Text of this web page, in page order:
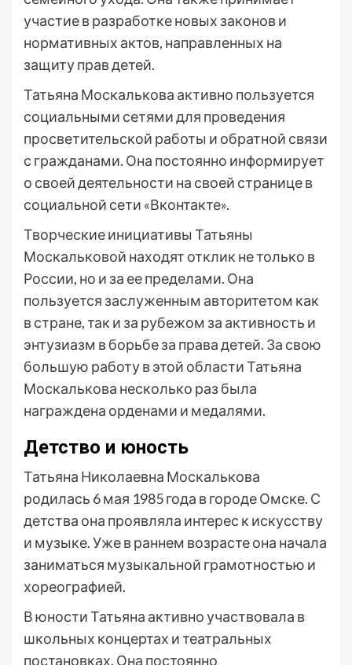
участие в разработке новых законов и
нормативных актов, направленных на
защиту прав детей.
Татьяна Москалькова активно пользуется
социальными сетями для проведения
просветительской работы и обратной связи
с гражданами. Она постоянно информирует
о своей деятельности на своей странице в
социальной сети «Вконтакте».
Творческие инициативы Татьяны
Москальковой находят отклик не только в
России, но и за ее пределами. Она
пользуется заслуженным авторитетом как
в стране, так и за рубежом за активность и
энтузиазм в борьбе за права детей. За свою
большую работу в этой области Татьяна
Москалькова несколько раз была
награждена орденами и медалями.
Детство и юность
Татьяна Николаевна Москалькова
родилась 6 мая 1985 года в городе Омске. С
детства она проявляла интерес к искусству
и музыке. Уже в раннем возрасте она начала
заниматься музыкальной грамотностью и
хореографией.
В юности Татьяна активно участвовала в
школьных концертах и театральных
постановках. Она постоянно